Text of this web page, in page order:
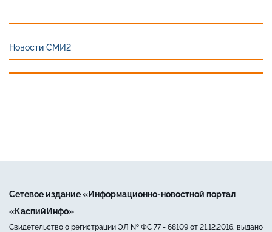
Новости СМИ2
Сетевое издание «Информационно-новостной портал
«КаспийИнфо»
Свидетельство о регистрации ЭЛ № ФС 77 - 68109 от 21.12.2016, выдано